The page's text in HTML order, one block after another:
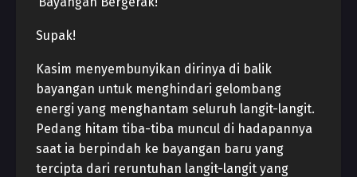
Supak!
Kasim menyembunyikan dirinya di balik
bayangan untuk menghindari gelombang
energi yang menghantam seluruh langit-langit.
Pedang hitam tiba-tiba muncul di hadapannya
saat ia berpindah ke bayangan baru yang
tercipta dari reruntuhan langit-langit yang